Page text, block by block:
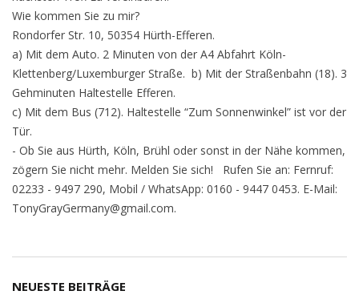
Wie kommen Sie zu mir?
Rondorfer Str. 10, 50354 Hürth-Efferen.
a) Mit dem Auto. 2 Minuten von der A4 Abfahrt Köln-
Klettenberg/Luxemburger Straße. b) Mit der Straßenbahn (18). 3
Gehminuten Haltestelle Efferen.
c) Mit dem Bus (712). Haltestelle “Zum Sonnenwinkel” ist vor der
Tür.
- Ob Sie aus Hürth, Köln, Brühl oder sonst in der Nähe kommen,
zögern Sie nicht mehr. Melden Sie sich! Rufen Sie an: Fernruf:
02233 - 9497 290, Mobil / WhatsApp: 0160 - 9447 0453. E-Mail:
TonyGrayGermany@gmail.com.
NEUESTE BEITRÄGE